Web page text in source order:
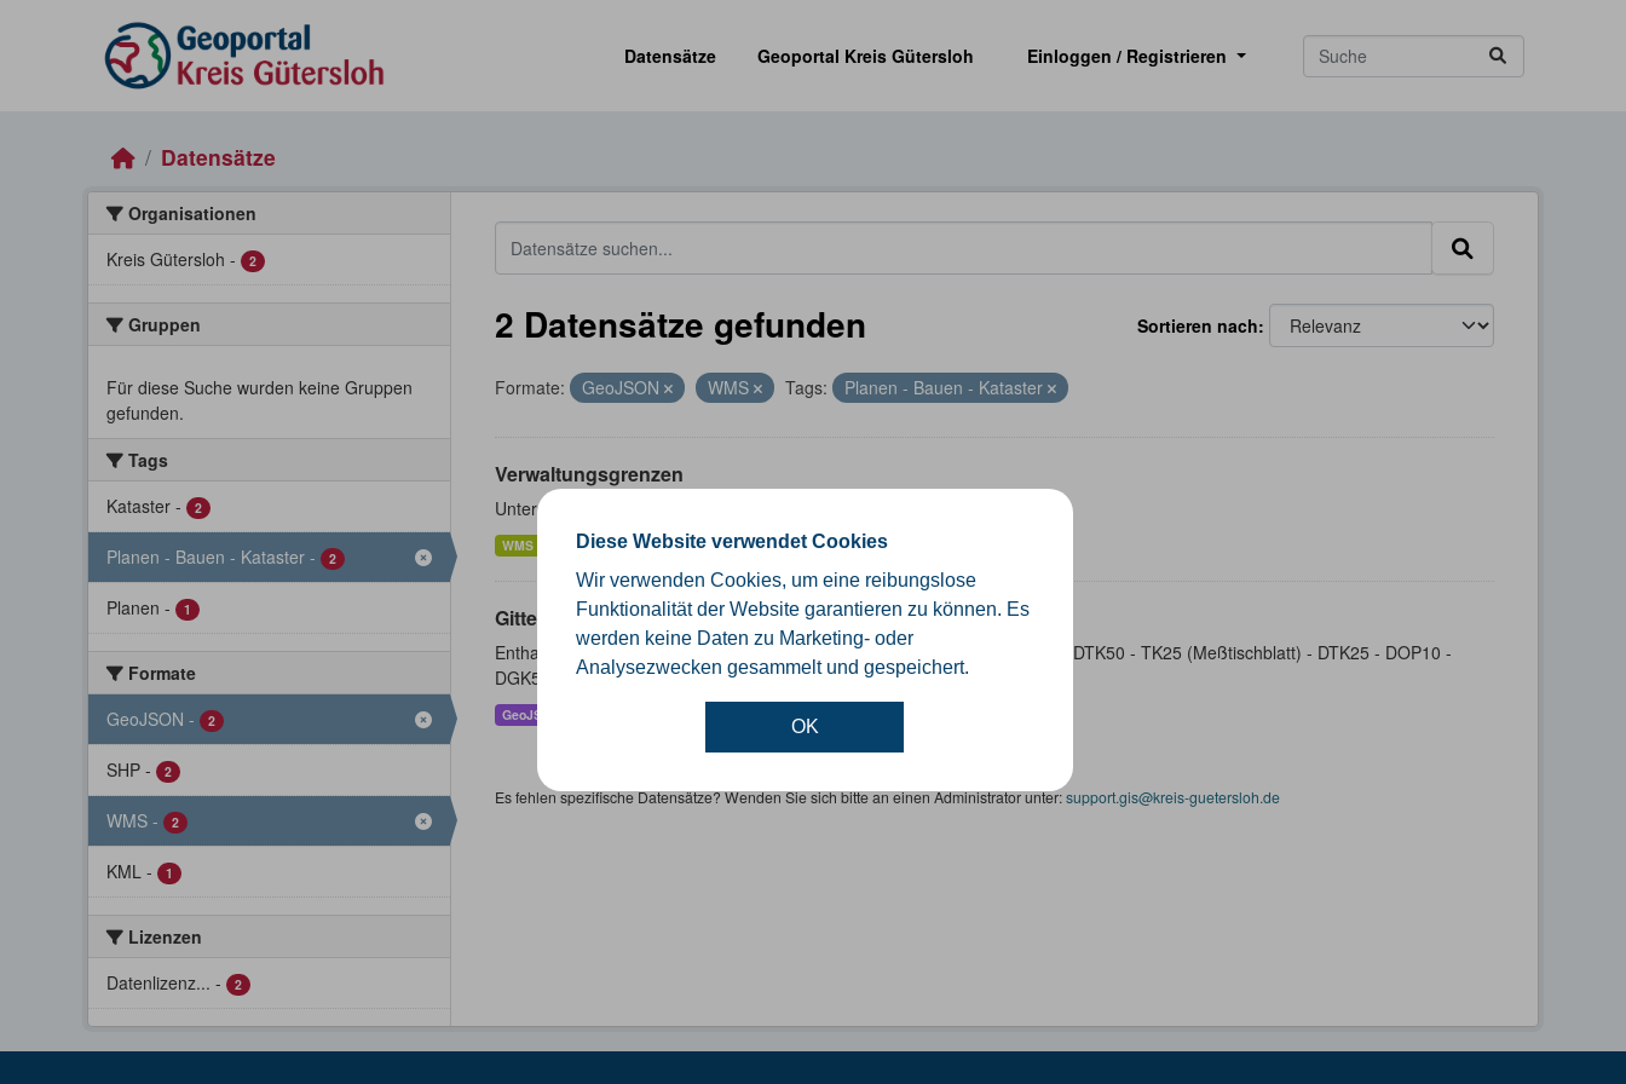
Diese Website verwendet Cookies
Wir verwenden Cookies, um eine reibungslose
Funktionalität der Website garantieren zu können. Es
werden keine Daten zu Marketing- oder
Analysezwecken gesammelt und gespeichert.
OK
Datensätze
Geoportal Kreis Gütersloh Einloggen / Registrieren
Datensätze
Organisationen
Kreis Gütersloh - 2
Gruppen
Für diese Suche wurden keine Gruppen
gefunden.
Tags
Kataster - 2
Planen - Bauen - Kataster - 2
Planen - 1
Formate
GeoJSON - 2
SHP - 2
WMS - 2
KML - 1
Lizenzen
Datenlizenz... - 2
Sortieren nach
2 Datensätze gefunden
Formate: GeoJSON WMS Tags: Planen - Bauen - Kataster
Verwaltungsgrenzen
Unterschiedliche Ebenen der Verwaltungsgrenzen im Kreis Gütersloh
WMS SHP GeoJSON KML
Gitternetze
Enthalten sind die Gitternetze/ Blattschnitte folgender Produkte: - DTK100 - DTK50 - TK25 (Meßtischblatt) - DTK25 - DOP10 -
DGK5 Höhenfolie - DGK5 (GK3) - Kilometerquadrat (GK3)...
GeoJSON
Es fehlen spezifische Datensätze? Wenden Sie sich bitte an einen Administrator unter:support.gis@kreis-guetersloh.de